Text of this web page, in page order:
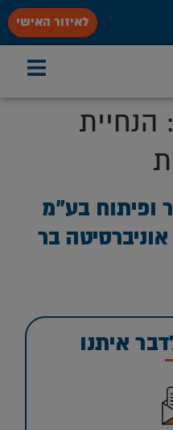
לאיזור האישי
הנחיית
ופיתוח בע”מ
בר
איתנו